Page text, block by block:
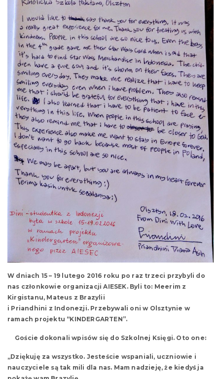
W dniach 15 – 19 lutego 2016 roku po raz trzeci przybyli do
nas członkowie organizacji AIESEK. Byli to: Meerim z
Kirgistanu, Mateus z Brazylii
i Priandhini z Indonezji. Przebywali oni w Olsztynie w
ramach projektu “KINDERGARTEN”.
Goście dokonali wpisów się do Szkolnej Księgi. Oto one:
„Dziękuję za wszystko. Jesteście wspaniali, uczniowie i
nauczyciele są tak mili dla nas. Mam nadzieję, że kiedyś ja